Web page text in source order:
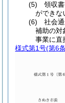
(5) 領収書
ができな
(6) 社会通
補助の対
事業に直
様式第1号(第6